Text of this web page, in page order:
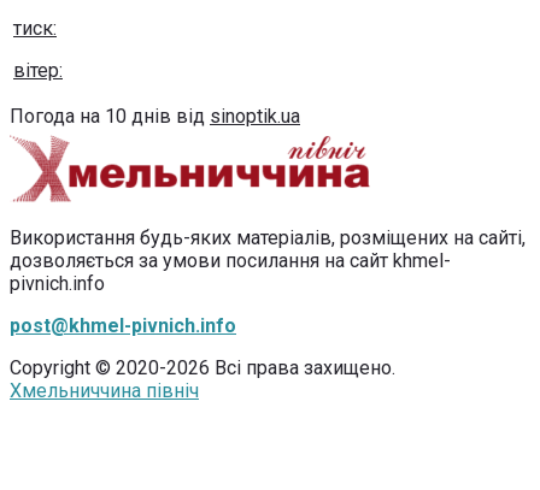
тиск:
вітер:
Погода на 10 днів від sinoptik.ua
Використання будь-яких матеріалів, розміщених на сайті,
дозволяється за умови посилання на сайт khmel-
pivnich.info
post@khmel-pivnich.info
Copyright © 2020-2026 Всі права захищено.
Хмельниччина північ